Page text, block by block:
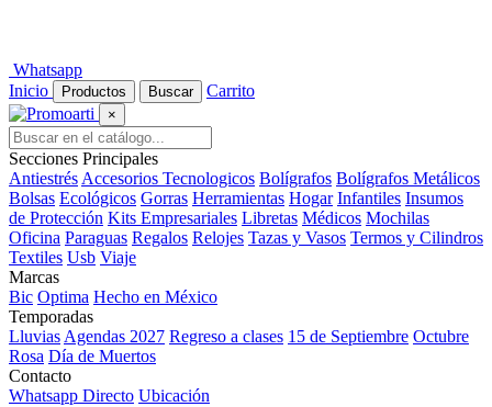
Whatsapp
Inicio
Productos Buscar Carrito
×
Secciones Principales
Antiestrés Accesorios Tecnologicos Bolígrafos Bolígrafos Metálicos
Bolsas Ecológicos Gorras Herramientas Hogar Infantiles Insumos
de Protección Kits Empresariales Libretas Médicos Mochilas
Oficina Paraguas Regalos Relojes Tazas y Vasos Termos y Cilindros
Textiles Usb Viaje
Marcas
Bic Optima Hecho en México
Temporadas
Lluvias Agendas 2027 Regreso a clases 15 de Septiembre Octubre
Rosa Día de Muertos
Contacto
Whatsapp Directo Ubicación